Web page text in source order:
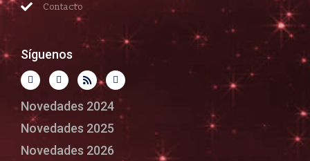
Contacto
Síguenos
Novedades 2024
Novedades 2025
Novedades 2026